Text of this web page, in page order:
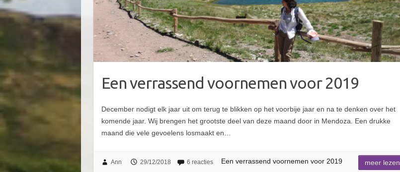
Een verrassend voornemen voor 2019
December nodigt elk jaar uit om terug te blikken op het voorbije jaar en na te denken over het
komende jaar. Wij brengen het grootste deel van deze maand door in Mendoza. Een drukke
maand die vele gevoelens losmaakt en…
Ann 29/12/2018 6 reacties Een verrassend voornemen voor 2019 meer lezen